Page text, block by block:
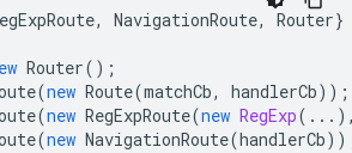
, NavigationRoute, Router}
Router();
(new Route(matchCb, handlerCb));
(new RegExpRoute(new RegExp
(new NavigationRoute(handlerCb